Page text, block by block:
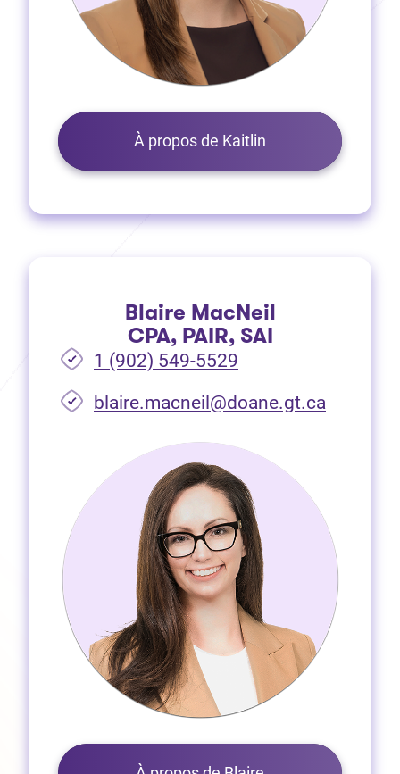
À propos de Kaitlin
Blaire MacNeil
CPA, PAIR, SAI
1 (902) 549-5529
blaire.macneil@doane.gt.ca